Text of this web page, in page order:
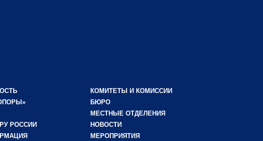
РОССИИ
КОМИТЕТЫ И КОМИССИИ
БЮРО
МЕСТНЫЕ ОТДЕЛЕНИЯ
НОВОСТИ
МЕРОПРИЯТИЯ